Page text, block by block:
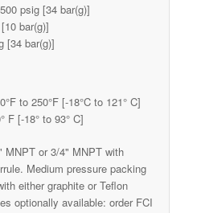
psig [34 bar(g)]
bar(g)]
[34 bar(g)]
to 250°F [-18°C to 121° C]
F [-18° to 93° C]
MNPT or 3/4" MNPT with
Medium pressure packing
either graphite or Teflon
optionally available: order FCI